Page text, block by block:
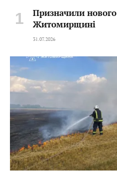
Призначили
Житомирщині
31.07.2026